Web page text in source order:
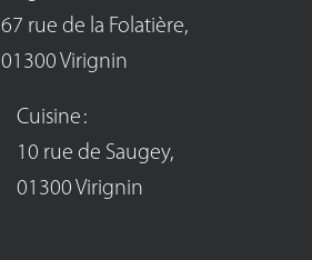
67 rue de la Folatière,
01300 Virignin
Cuisine :
10 rue de Saugey,
01300 Virignin